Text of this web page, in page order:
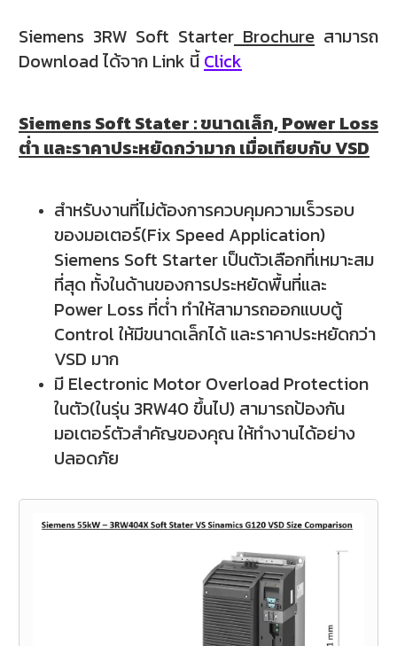
Siemens 3RW Soft Starter Brochure สามารถ
Download ได้จาก Link นี้Click
Siemens Soft Stater : ขนาดเล็ก, Power Loss
ต่ำ และราคาประหยัดกว่ามาก เมื่อเทียบกับ VSD
สำหรับงานที่ไม่ต้องการควบคุมความเร็วรอบ
ของมอเตอร์(Fix Speed Application)
Siemens Soft Starter เป็นตัวเลือกที่เหมาะสม
ที่สุด ทั้งในด้านของการประหยัดพื้นที่และ
Power Loss ที่ต่ำ ทำให้สามารถออกแบบตู้
Control ให้มีขนาดเล็กได้ และราคาประหยัดกว่า
VSD มาก
มี Electronic Motor Overload Protection
ในตัว(ในรุ่น 3RW40 ขึ้นไป) สามารถป้องกัน
มอเตอร์ตัวสำคัญของคุณ ให้ทำงานได้อย่าง
ปลอดภัย